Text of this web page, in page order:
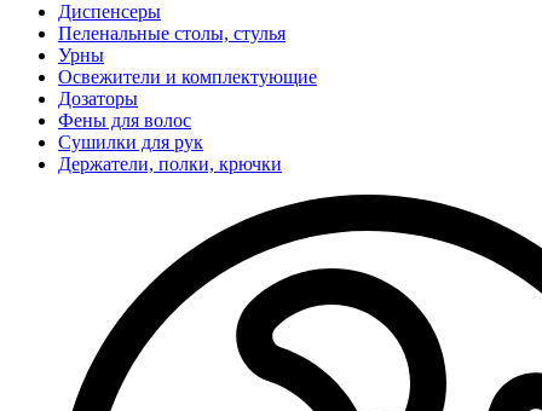
Диспенсеры
Пеленальные столы, стулья
Урны
Освежители и комплектующие
Дозаторы
Фены для волос
Сушилки для рук
Держатели, полки, крючки